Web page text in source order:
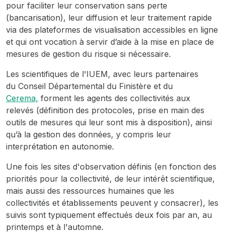
pour faciliter leur conservation sans perte
(bancarisation), leur diffusion et leur traitement rapide
via des plateformes de visualisation accessibles en ligne
et qui ont vocation à servir d’aide à la mise en place de
mesures de gestion du risque si nécessaire.
Les scientifiques de l'IUEM, avec leurs partenaires
du Conseil Départemental du Finistère et du
Cerema, forment les agents des collectivités aux
relevés (définition des protocoles, prise en main des
outils de mesures qui leur sont mis à disposition), ainsi
qu’à la gestion des données, y compris leur
interprétation en autonomie.
Une fois les sites d'observation définis (en fonction des
priorités pour la collectivité, de leur intérêt scientifique,
mais aussi des ressources humaines que les
collectivités et établissements peuvent y consacrer), les
suivis sont typiquement effectués deux fois par an, au
printemps et à l'automne.